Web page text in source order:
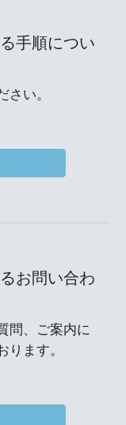
手順につい
い。
お問い合わ
問、ご案内に
ます。